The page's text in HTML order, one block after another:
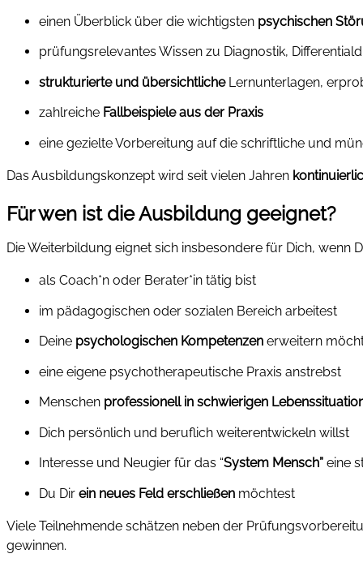
einen Überblick über die wichtigsten psychischen
prüfungsrelevantes Wissen zu Diagnostik,
strukturierte und übersichtlicheLernunterlagen,
zahlreiche Fallbeispiele aus der Praxis
eine gezielte Vorbereitung auf die schriftliche und
Das Ausbildungskonzept wird seit vielen Jahren
Für wen ist die Ausbildung geeignet?
Die Weiterbildung eignet sich insbesondere für Dich, wenn
als Coach*n oder Berater*in tätig bist
im pädagogischen oder sozialen Bereich arbeitest
Deine psychologischen Kompetenzen erweitern
eine eigene psychotherapeutische Praxis anstrebst
Menschen professionell in schwierigen
Dich persönlich und beruflich weiterentwickeln willst
Interesse und Neugier für das “System Mensch” eine
Du Dir ein neues Feld erschließen möchtest
Viele Teilnehmende schätzen neben der
gewinnen.